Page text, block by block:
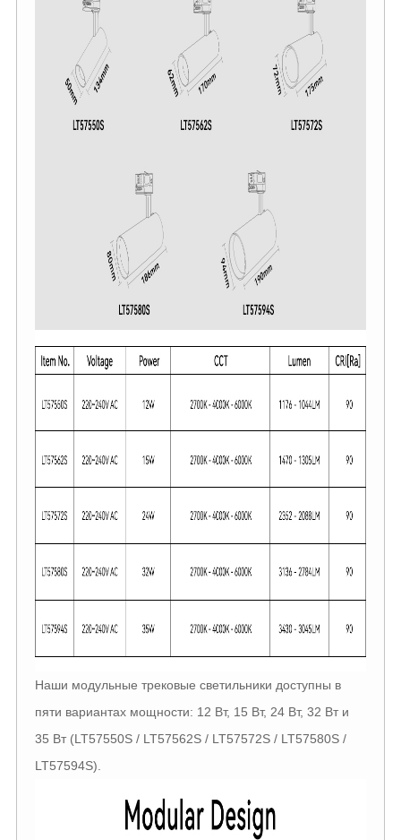
Наши модульные трековые светильники доступны в
пяти вариантах мощности: 12 Вт, 15 Вт, 24 Вт, 32 Вт и
35 Вт (LT57550S / LT57562S / LT57572S / LT57580S /
LT57594S).